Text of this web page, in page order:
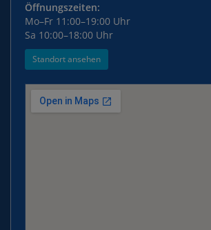
Öffnungszeiten:
Mo–Fr 11:00–19:00 Uhr
Sa 10:00–18:00 Uhr
Standort ansehen